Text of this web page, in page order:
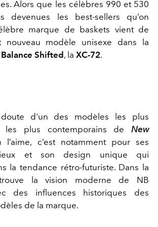
Alors que les célèbres 990 et 530
devenues les best-sellers qu’on
marque de baskets vient de
nouveau modèle unisexe dans la
Shifted , la XC-72.
d'un des modèles les plus
les plus contemporains de New
c’est notamment pour ses
et son design unique qui
la tendance rétro-futuriste. Dans la
la vision moderne de NB
des influences historiques des
de la marque.